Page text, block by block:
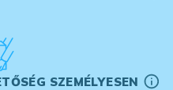
SZEMÉLYESEN